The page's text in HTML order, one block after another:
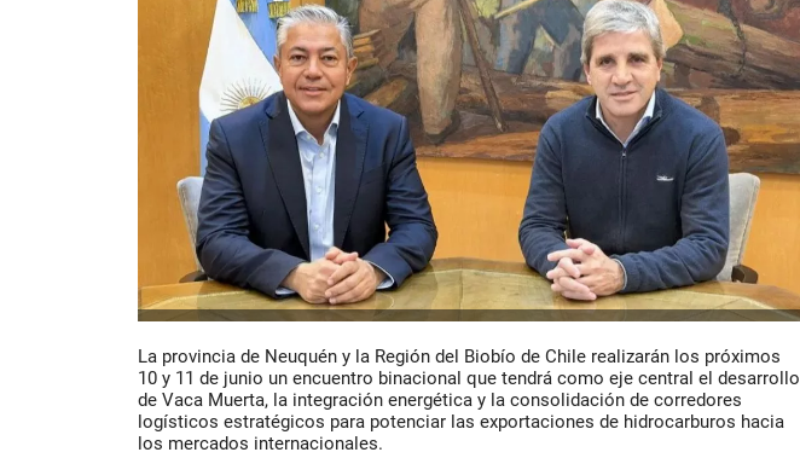
La provincia de Neuquén y la Región del Biobío de Chile realizarán los próximos
10 y 11 de junio un encuentro binacional que tendrá como eje central el desarrollo
de Vaca Muerta, la integración energética y la consolidación de corredores
logísticos estratégicos para potenciar las exportaciones de hidrocarburos hacia
los mercados internacionales.